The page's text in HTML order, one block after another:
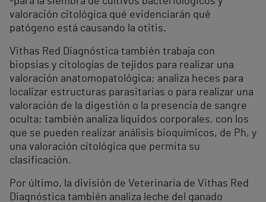
valoración citológica qué evidenciarán qué
patógeno está causando la otitis.
Vithas Red Diagnóstica también trabaja con
biopsias y citologías de tejidos para realizar una
valoración anatomopatológica; analiza heces para
localizar estructuras parasitarias o para realizar una
valoración de la digestión o la presencia de sangre
oculta; también analiza líquidos corporales, con los
que se pueden realizar análisis bioquímicos, de Ph, y
una valoración citológica que permita su
clasificación.
Por último, la división de Veterinaria de Vithas Red
Diagnóstica también analiza leche del ganado